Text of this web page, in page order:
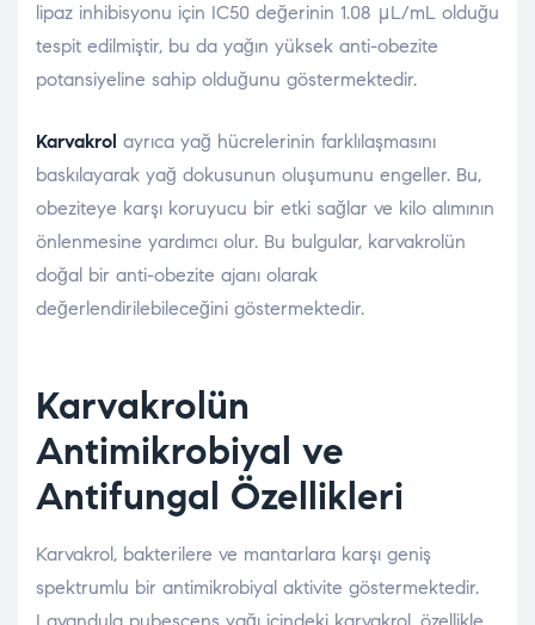
lipaz inhibisyonu için IC50 değerinin 1.08 μL/mL olduğu
tespit edilmiştir, bu da yağın yüksek anti-obezite
potansiyeline sahip olduğunu göstermektedir​.
Karvakrol ayrıca yağ hücrelerinin farklılaşmasını
baskılayarak yağ dokusunun oluşumunu engeller. Bu,
obeziteye karşı koruyucu bir etki sağlar ve kilo alımının
önlenmesine yardımcı olur. Bu bulgular, karvakrolün
doğal bir anti-obezite ajanı olarak
değerlendirilebileceğini göstermektedir.
Karvakrolün
Antimikrobiyal ve
Antifungal Özellikleri
Karvakrol, bakterilere ve mantarlara karşı geniş
spektrumlu bir antimikrobiyal aktivite göstermektedir.